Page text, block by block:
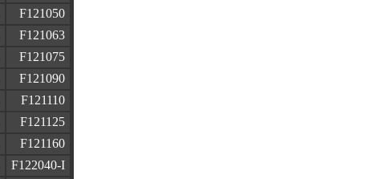
F121050
F121063
F121075
F121090
F121110
F121125
F121160
F122040-I